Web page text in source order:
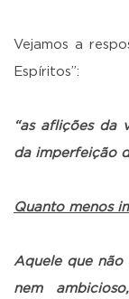
Vejamos a
Espíritos”:
“as aflições da
da imperfeição
Quanto menos
Aquele que não
nem